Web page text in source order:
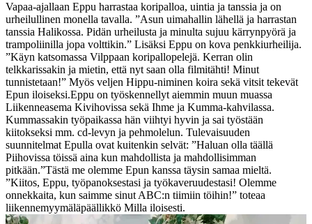
Vapaa-ajallaan Eppu harrastaa koripalloa, uintia ja tanssia ja on
urheilullinen monella tavalla. ”Asun uimahallin lähellä ja harrastan
tanssia Halikossa. Pidän urheilusta ja minulta sujuu kärrynpyörä ja
trampoliinilla jopa volttikin.” Lisäksi Eppu on kova penkkiurheilija.
”Käyn katsomassa Vilppaan koripallopelejä. Kerran olin
telkkarissakin ja mietin, että nyt saan olla filmitähti! Minut
tunnistetaan!” Myös veljen Hippu-niminen koira sekä vitsit tekevät
Epun iloiseksi.Eppu on työskennellyt aiemmin muun muassa
Liikenneasema Kivihovissa sekä Ihme ja Kumma-kahvilassa.
Kummassakin työpaikassa hän viihtyi hyvin ja sai työstään
kiitokseksi mm. cd-levyn ja pehmolelun. Tulevaisuuden
suunnitelmat Epulla ovat kuitenkin selvät: ”Haluan olla täällä
Piihovissa töissä aina kun mahdollista ja mahdollisimman
pitkään.”Tästä me olemme Epun kanssa täysin samaa mieltä.
”Kiitos, Eppu, työpanoksestasi ja työkaveruudestasi! Olemme
onnekkaita, kun saimme sinut ABC:n tiimiin töihin!” toteaa
liikennemyymäläpäällikkö Milla iloisesti.